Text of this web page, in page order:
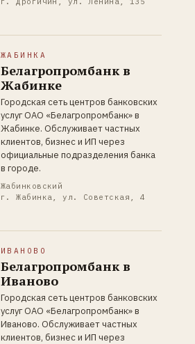
ЖАБИНКА
Белагропромбанк в
Жабинке
Городская сеть центров банковских
услуг ОАО «Белагропромбанк» в
Жабинке. Обслуживает частных
клиентов, бизнес и ИП через
официальные подразделения банка
в городе.
Жабинковский
г. Жабинка, ул. Советская, 4
ИВАНОВО
Белагропромбанк в
Иваново
Городская сеть центров банковских
услуг ОАО «Белагропромбанк» в
Иваново. Обслуживает частных
клиентов, бизнес и ИП через